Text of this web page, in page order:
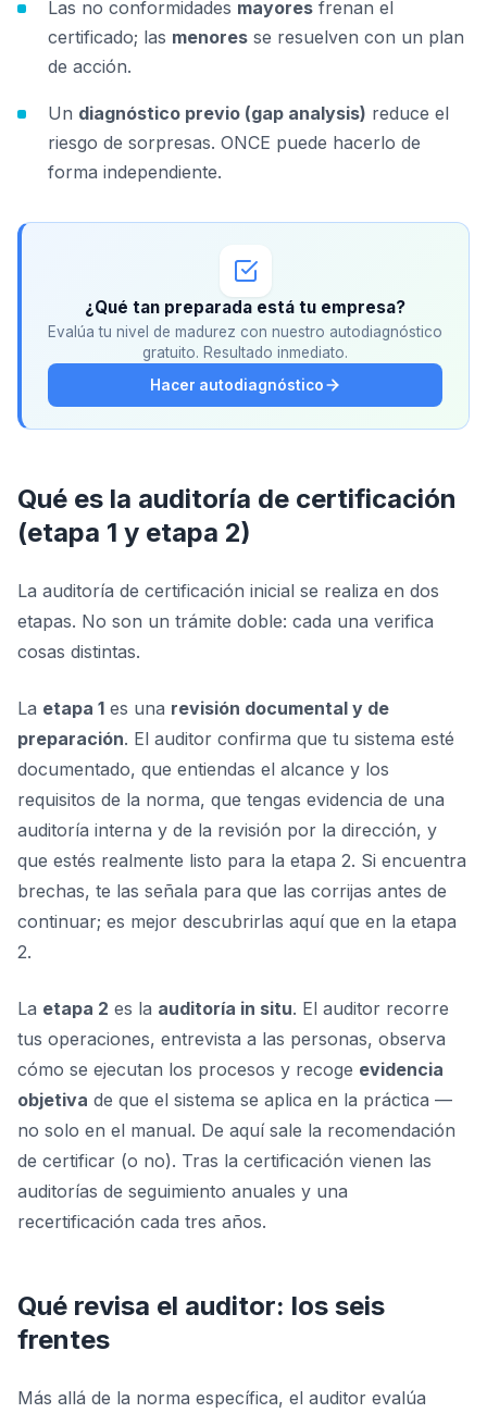
Las no conformidades mayores frenan el
certificado; las menores se resuelven con un plan
de acción.
Un diagnóstico previo (gap analysis) reduce el
riesgo de sorpresas. ONCE puede hacerlo de
forma independiente.
¿Qué tan preparada está tu empresa?
Evalúa tu nivel de madurez con nuestro autodiagnóstico
gratuito. Resultado inmediato.
Hacer autodiagnóstico
Qué es la auditoría de certificación
(etapa 1 y etapa 2)
La auditoría de certificación inicial se realiza en dos
etapas. No son un trámite doble: cada una verifica
cosas distintas.
La etapa 1 es una revisión documental y de
preparación. El auditor confirma que tu sistema esté
documentado, que entiendas el alcance y los
requisitos de la norma, que tengas evidencia de una
auditoría interna y de la revisión por la dirección, y
que estés realmente listo para la etapa 2. Si encuentra
brechas, te las señala para que las corrijas antes de
continuar; es mejor descubrirlas aquí que en la etapa
2.
La etapa 2 es la auditoría in situ. El auditor recorre
tus operaciones, entrevista a las personas, observa
cómo se ejecutan los procesos y recoge evidencia
objetiva de que el sistema se aplica en la práctica —
no solo en el manual. De aquí sale la recomendación
de certificar (o no). Tras la certificación vienen las
auditorías de seguimiento anuales y una
recertificación cada tres años.
Qué revisa el auditor: los seis
frentes
Más allá de la norma específica, el auditor evalúa